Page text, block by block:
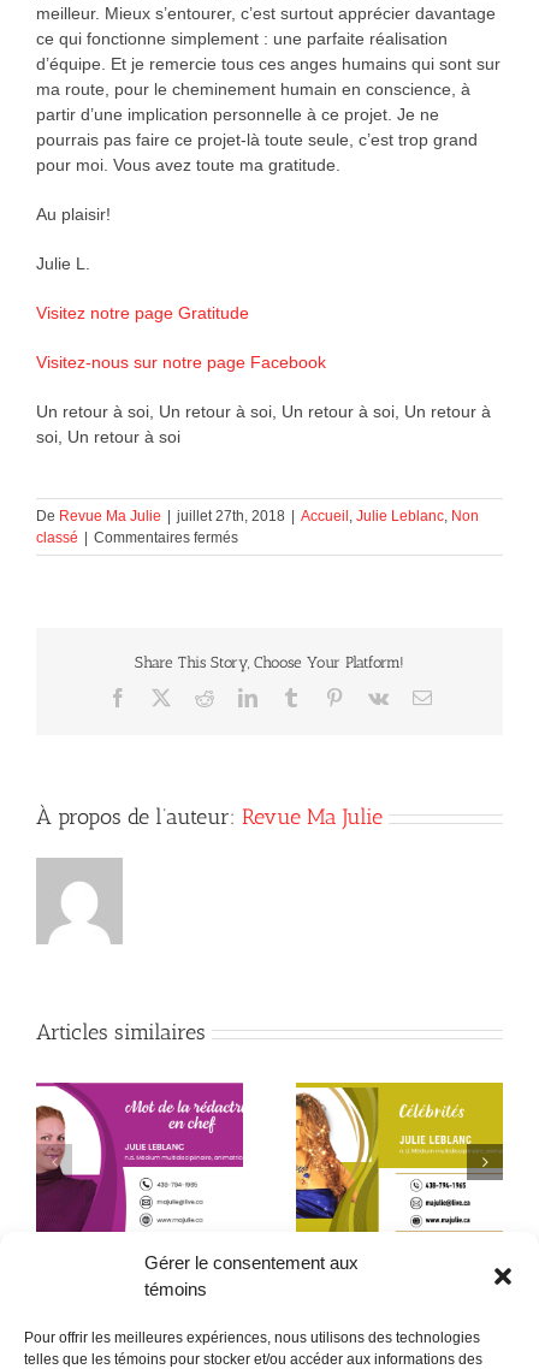
Gérer le consentement aux
témoins
Pour offrir les meilleures expériences, nous utilisons des technologies
telles que les témoins pour stocker et/ou accéder aux informations des
meilleur. Mieux s’entourer, c’est surtout apprécier davantage
ce qui fonctionne simplement : une parfaite réalisation
d’équipe. Et je remercie tous ces anges humains qui sont sur
ma route, pour le cheminement humain en conscience, à
partir d’une implication personnelle à ce projet. Je ne
pourrais pas faire ce projet-là toute seule, c’est trop grand
pour moi. Vous avez toute ma gratitude.
Au plaisir!
Julie L.
Visitez notre page Gratitude
Visitez-nous sur notre page Facebook
Un retour à soi, Un retour à soi, Un retour à soi, Un retour à
soi, Un retour à soi
De Revue Ma Julie juillet 27th, 2018 Accueil , Julie Leblanc, Non
classé
Commentaires ferméssur
Un
Share This Story, Choose Your Platform!
Facebook RedditLinkedInTumblr Pinterest
Vk Courriel
À propos de l’auteur: Revue Ma Julie
Articles similaires
Début de la quatrième
année
Le père que mon âme
a choisi – 2ᵉ partie